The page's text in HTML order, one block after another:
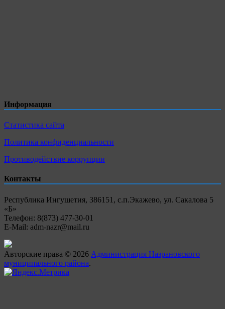
Информация
Статистика сайта
Политика конфиденциальности
Противодействие коррупции
Контакты
Республика Ингушетия, 386151, с.п.Экажево, ул. Сакалова 5
«Б»
Телефон: 8(873) 477-30-01
E-Mail: adm-nazr@mail.ru
Авторские права © 2026 Администрация Назрановского
муниципального района.